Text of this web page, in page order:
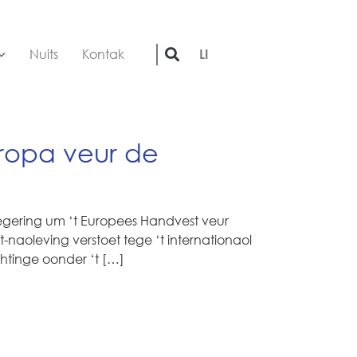
Nuits Kontak LI
veur de
um ‘t Europees Handvest veur
verstoet tege ‘t internationaol
oonder ‘t […]